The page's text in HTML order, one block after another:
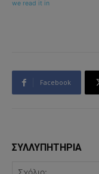
we read it in
Facebook
ΣΥΛΛΥΠΗΤΗΡΙΑ